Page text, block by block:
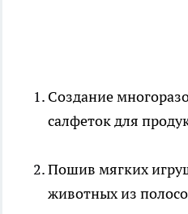
Создание
салфеток для
Пошив мягких
животных из